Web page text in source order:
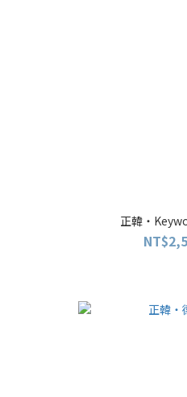
正韓・